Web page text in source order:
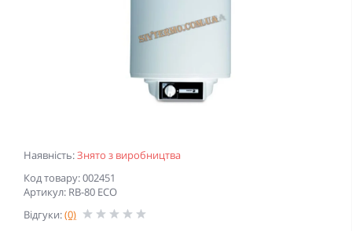
Наявність:Знято з виробництва
Код товару: 002451
Артикул: RB-80 ECO
Відгуки:(0)